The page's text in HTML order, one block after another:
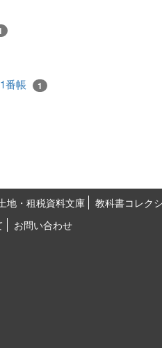
番帳 1
地・租税資料文庫
教科書コレク
お問い合わせ